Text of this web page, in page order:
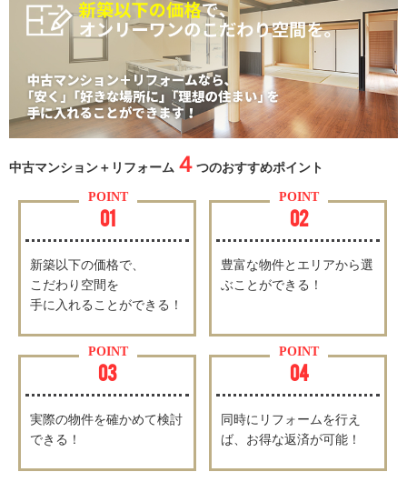
中古マンション＋リフォーム ４ つのおすすめポイント
POINT
01
新築以下の価格で、
こだわり空間を
手に入れることができる！
POINT
02
豊富な物件とエリアから選
ぶことができる！
POINT
03
実際の物件を確かめて検討
できる！
POINT
04
同時にリフォームを行え
ば、お得な返済が可能！